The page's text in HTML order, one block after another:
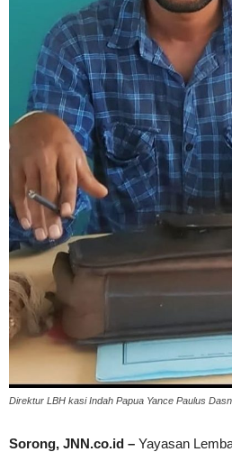
Direktur LBH kasi Indah Papua Yance Paulus
Sorong, JNN.co.id – Yayasan